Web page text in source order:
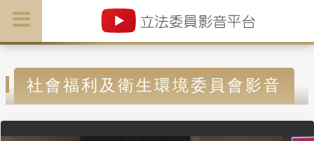
社會福利及衛生環境委員會影音